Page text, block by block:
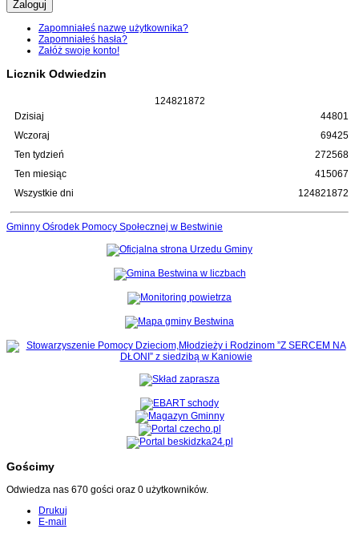
Zaloguj
Zapomniałeś nazwę użytkownika?
Zapomniałeś hasła?
Załóż swoje konto!
Licznik Odwiedzin
124821872
Dzisiaj
Wczoraj
Ten tydzień
Ten miesiąc
Wszystkie dni
44801
69425
272568
415067
124821872
Gminny Ośrodek Pomocy Społecznej w Bestwinie
Gościmy
Odwiedza nas 670 gości oraz 0 użytkowników.
Drukuj
E-mail